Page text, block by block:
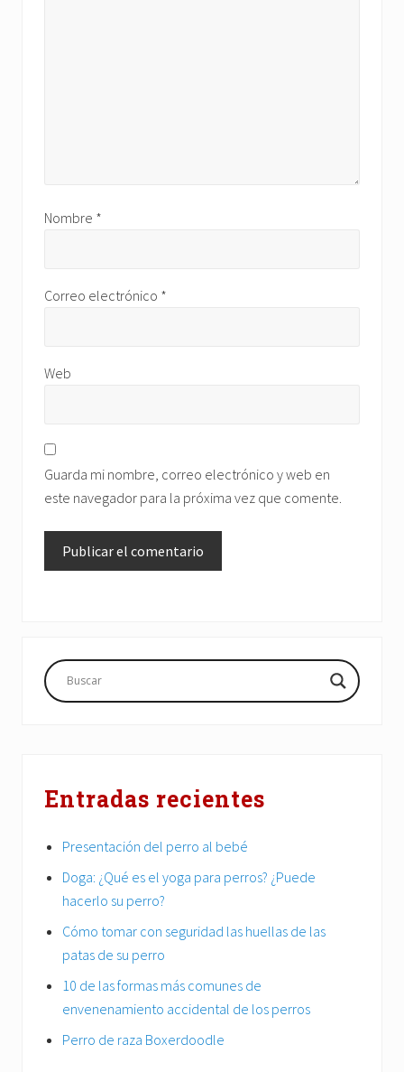
Nombre *
Correo electrónico *
Web
Guarda mi nombre, correo electrónico y web en
este navegador para la próxima vez que comente.
Barra
lateral
Entradas recientes
Presentación del perro al bebé
Doga: ¿Qué es el yoga para perros? ¿Puede
hacerlo su perro?
Cómo tomar con seguridad las huellas de las
patas de su perro
10 de las formas más comunes de
envenenamiento accidental de los perros
Perro de raza Boxerdoodle